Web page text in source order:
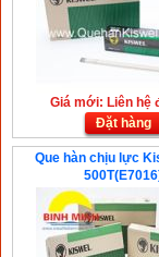
Giá mới: Liên hệ
Đặt hàng
Que hàn chịu lực